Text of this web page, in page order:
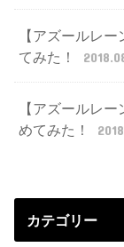
【アズールレ
てみた！
【アズールレ
めてみた！
カテゴリー